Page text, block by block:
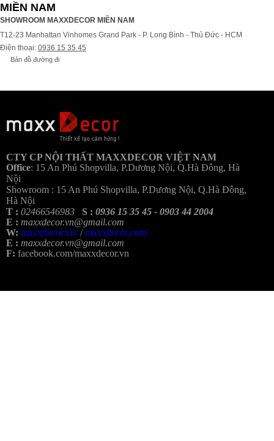
MIỀN NAM
SHOWROOM MAXXDECOR MIỀN NAM
T12-23 Manhattan Vinhomes Grand Park - P. Long Bình - Thủ Đức - HCM
Điện thoại: 0936 15 35 45
Bản đồ đường đi
CTY CP NỘI THẤT MAXXDECOR VIỆT NAM
Office: 15 An Phú Shopvilla, P.Dương Nội, Q.Hà Đông, Hà
Nội
Showroom : 15 An Phú Shopvilla, P.Dương Nội, Q.Hà Đông,
Hà Nội
T : 02466546983 S : 0936 15 35 45 - 0903 44 2004
E : maxxdecor.vn@gmail.com
W: maxxdecor.vn//maxxdecor.com/
E : maxxdecor.vn@gmail.com
F: facebook.com/maxxdecor.vn